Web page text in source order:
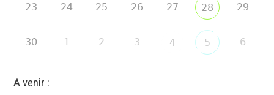
23 24 25 26 27 28 29
30 1 2 3 4 5 6
A venir :